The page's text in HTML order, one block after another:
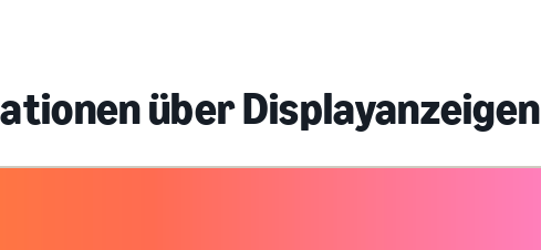
über Displayanzeigen